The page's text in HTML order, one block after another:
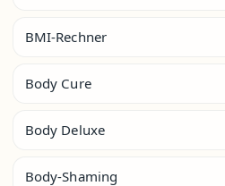
BMI-Rechner
Body Cure
Body Deluxe
Body-Shaming